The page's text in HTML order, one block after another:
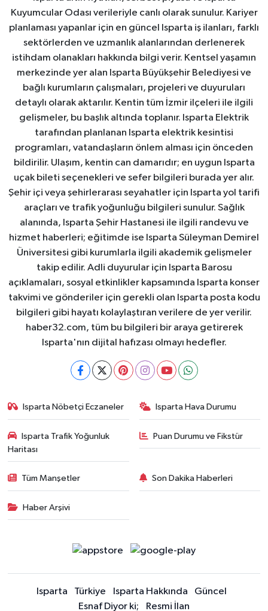
Kuyumcular Odası verileriyle canlı olarak sunulur. Kariyer
planlaması yapanlar için en güncel Isparta iş ilanları, farklı
sektörlerden ve uzmanlık alanlarından derlenerek
istihdam olanakları hakkında bilgi verir. Kentsel yaşamın
merkezinde yer alan Isparta Büyükşehir Belediyesi ve
bağlı kurumların çalışmaları, projeleri ve duyuruları
detaylı olarak aktarılır. Kentin tüm İzmir ilçeleri ile ilgili
gelişmeler, bu başlık altında toplanır. Isparta Elektrik
tarafından planlanan Isparta elektrik kesintisi
programları, vatandaşların önlem alması için önceden
bildirilir. Ulaşım, kentin can damarıdır; en uygun Isparta
uçak bileti seçenekleri ve sefer bilgileri burada yer alır.
Şehir içi veya şehirlerarası seyahatler için Isparta yol tarifi
araçları ve trafik yoğunluğu bilgileri sunulur. Sağlık
alanında, Isparta Şehir Hastanesi ile ilgili randevu ve
hizmet haberleri; eğitimde ise Isparta Süleyman Demirel
Üniversitesi gibi kurumlarla ilgili akademik gelişmeler
takip edilir. Adli duyurular için Isparta Barosu
açıklamaları, sosyal etkinlikler kapsamında Isparta konser
takvimi ve gönderiler için gerekli olan Isparta posta kodu
bilgileri gibi hayatı kolaylaştıran verilere de yer verilir.
haber32.com, tüm bu bilgileri bir araya getirerek
Isparta'nın dijital hafızası olmayı hedefler.
Isparta Nöbetçi Eczaneler Isparta Hava Durumu
Isparta Trafik Yoğunluk
Haritası
Puan Durumu ve Fikstür
Tüm Manşetler Son Dakika Haberleri
Haber Arşivi
Isparta Türkiye Isparta Hakkında
Güncel
Esnaf Diyor ki;
Resmi İlan